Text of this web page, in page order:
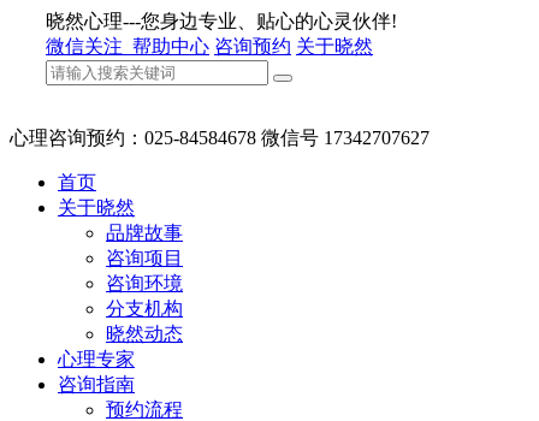
晓然心理---您身边专业、贴心的心灵伙伴!
微信关注 帮助中心 咨询预约 关于晓然
心理咨询预约：025-84584678 微信号 17342707627
首页
关于晓然
品牌故事
咨询项目
咨询环境
分支机构
晓然动态
心理专家
咨询指南
预约流程